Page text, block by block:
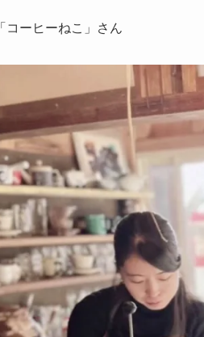
「コーヒーねこ」さん